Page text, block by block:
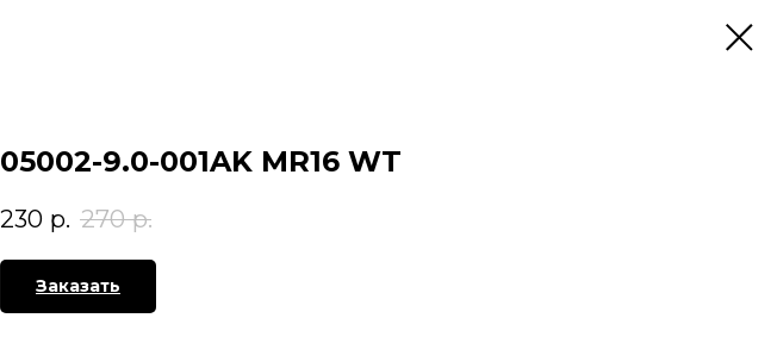
05002-9.0-001AK MR16 WT
230 р. 270 р.
Заказать